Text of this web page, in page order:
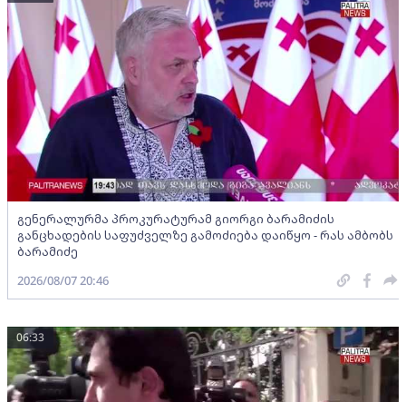
გენერალურმა პროკურატურამ გიორგი ბარამიძის
განცხადების საფუძველზე გამოძიება დაიწყო - რას ამბობს
ბარამიძე
2026/08/07 20:46
06:33